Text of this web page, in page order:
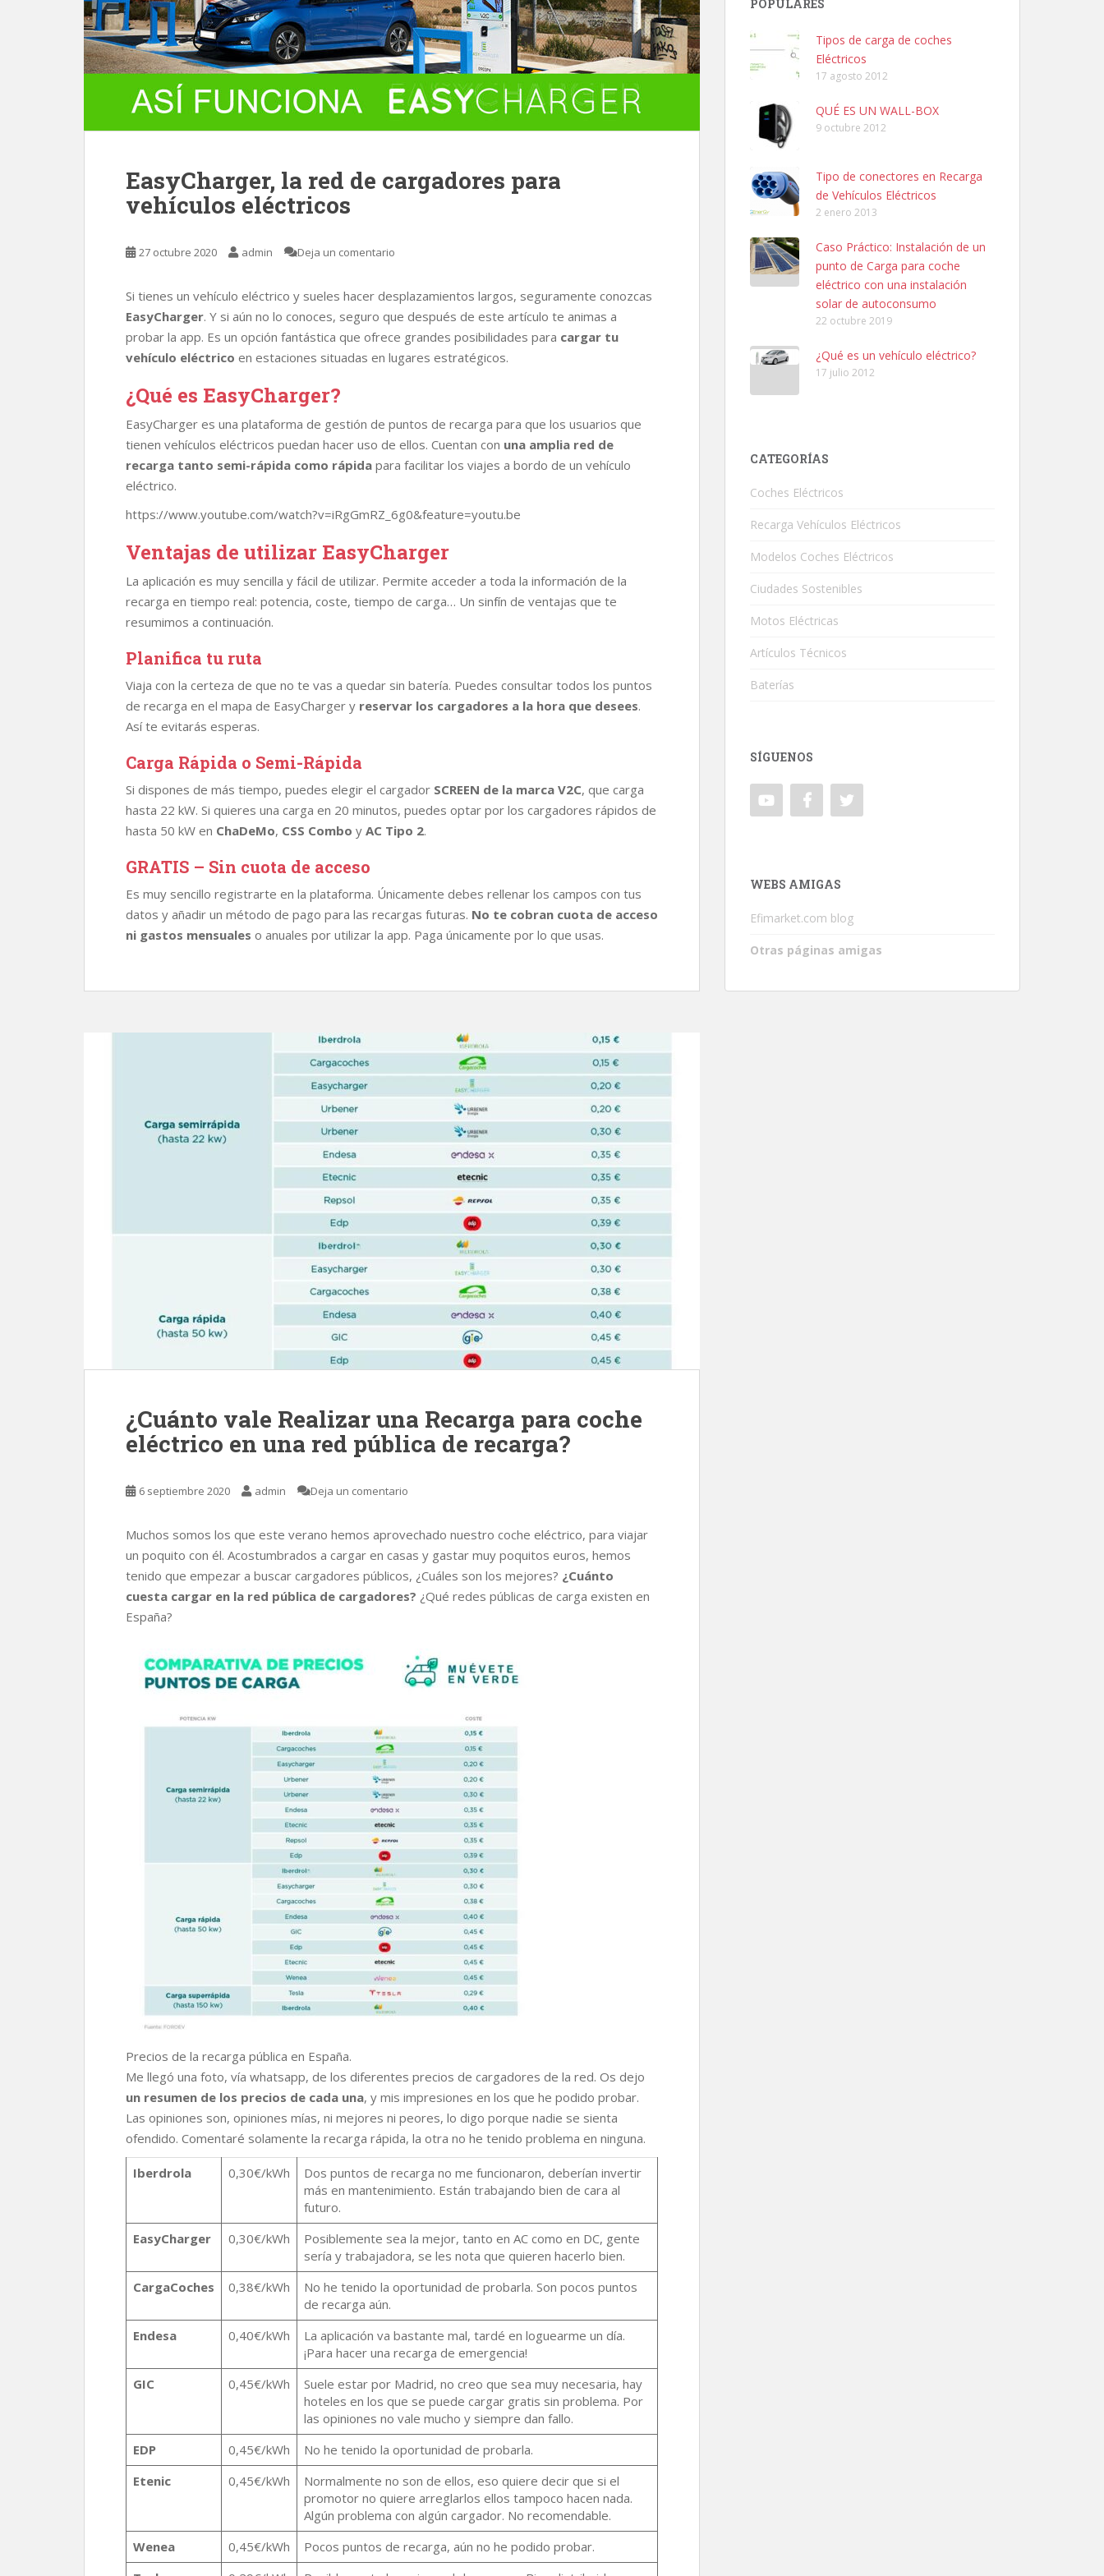
EasyCharger, la red de cargadores para
vehículos eléctricos
27 octubre 2020 admin Deja un comentario
Si tienes un vehículo eléctrico y sueles hacer desplazamientos largos, seguramente conozcas
EasyCharger. Y si aún no lo conoces, seguro que después de este artículo te animas a
probar la app. Es un opción fantástica que ofrece grandes posibilidades para cargar tu
vehículo eléctrico en estaciones situadas en lugares estratégicos.
¿Qué es EasyCharger?
EasyCharger es una plataforma de gestión de puntos de recarga para que los usuarios que
tienen vehículos eléctricos puedan hacer uso de ellos. Cuentan con una amplia red de
recarga tanto semi-rápida como rápida para facilitar los viajes a bordo de un vehículo
eléctrico.
https://www.youtube.com/watch?v=iRgGmRZ_6g0&feature=youtu.be
Ventajas de utilizar EasyCharger
La aplicación es muy sencilla y fácil de utilizar. Permite acceder a toda la información de la
recarga en tiempo real: potencia, coste, tiempo de carga… Un sinfín de ventajas que te
resumimos a continuación.
Planifica tu ruta
Viaja con la certeza de que no te vas a quedar sin batería. Puedes consultar todos los puntos
de recarga en el mapa de EasyCharger y reservar los cargadores a la hora que desees.
Así te evitarás esperas.
Carga Rápida o Semi-Rápida
Si dispones de más tiempo, puedes elegir el cargador SCREEN de la marca V2C, que carga
hasta 22 kW. Si quieres una carga en 20 minutos, puedes optar por los cargadores rápidos de
hasta 50 kW en ChaDeMo, CSS Combo y AC Tipo 2.
GRATIS – Sin cuota de acceso
Es muy sencillo registrarte en la plataforma. Únicamente debes rellenar los campos con tus
datos y añadir un método de pago para las recargas futuras. No te cobran cuota de acceso
ni gastos mensuales o anuales por utilizar la app. Paga únicamente por lo que usas.
¿Cuánto vale Realizar una Recarga para coche
eléctrico en una red pública de recarga?
6 septiembre 2020 admin Deja un comentario
Muchos somos los que este verano hemos aprovechado nuestro coche eléctrico, para viajar
un poquito con él. Acostumbrados a cargar en casas y gastar muy poquitos euros, hemos
tenido que empezar a buscar cargadores públicos, ¿Cuáles son los mejores? ¿Cuánto
cuesta cargar en la red pública de cargadores? ¿Qué redes públicas de carga existen en
España?
Precios de la recarga pública en España.
Me llegó una foto, vía whatsapp, de los diferentes precios de cargadores de la red. Os dejo
un resumen de los precios de cada una, y mis impresiones en los que he podido probar.
Las opiniones son, opiniones mías, ni mejores ni peores, lo digo porque nadie se sienta
ofendido. Comentaré solamente la recarga rápida, la otra no he tenido problema en ninguna.
Iberdrola 0,30€/kWh
Dos puntos de recarga no me funcionaron, deberían invertir
más en mantenimiento. Están trabajando bien de cara al
futuro.
EasyCharger
0,30€/kWh
Posiblemente sea la mejor, tanto en AC como en DC, gente
sería y trabajadora, se les nota que quieren hacerlo bien.
CargaCoches
0,38€/kWh
No he tenido la oportunidad de probarla. Son pocos puntos
de recarga aún.
Endesa
0,40€/kWh
La aplicación va bastante mal, tardé en loguearme un día.
¡Para hacer una recarga de emergencia!
GIC
0,45€/kWh
Suele estar por Madrid, no creo que sea muy necesaria, hay
hoteles en los que se puede cargar gratis sin problema. Por
las opiniones no vale mucho y siempre dan fallo.
EDP
0,45€/kWh
No he tenido la oportunidad de probarla.
Etenic
0,45€/kWh
Normalmente no son de ellos, eso quiere decir que si el
promotor no quiere arreglarlos ellos tampoco hacen nada.
Algún problema con algún cargador. No recomendable.
Wenea
0,45€/kWh
Pocos puntos de recarga, aún no he podido probar.
POPULARES
Tipos de carga de coches
Eléctricos
17 agosto 2012
QUÉ ES UN WALL-BOX
9 octubre 2012
Tipo de conectores en Recarga
de Vehículos Eléctricos
2 enero 2013
Caso Práctico: Instalación de un
punto de Carga para coche
eléctrico con una instalación
solar de autoconsumo
22 octubre 2019
¿Qué es un vehículo eléctrico?
17 julio 2012
CATEGORÍAS
Coches Eléctricos
Recarga Vehículos Eléctricos
Modelos Coches Eléctricos
Ciudades Sostenibles
Motos Eléctricas
Artículos Técnicos
Baterías
SÍGUENOS
WEBS AMIGAS
Efimarket.com blog
Otras páginas amigas